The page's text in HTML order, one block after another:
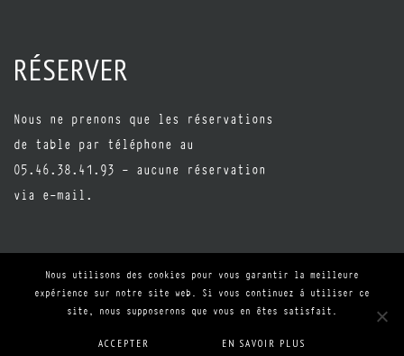
RÉSERVER
Nous ne prenons que les réservations
de table par téléphone au
05.46.38.41.93 – aucune réservation
via e-mail.
© Copyright 2023 La Plage / Design SPRESSO.nl
Nous utilisons des cookies pour vous garantir la meilleure
expérience sur notre site web. Si vous continuez à utiliser ce
site, nous supposerons que vous en êtes satisfait.
ACCEPTER EN SAVOIR PLUS